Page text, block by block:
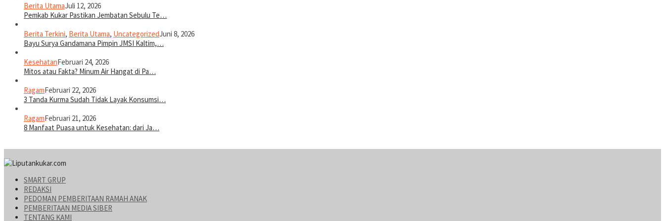
Berita UtamaJuli 12, 2026
Pemkab Kukar Pastikan Jembatan Sebulu Te…
Berita Terkini, Berita Utama, UncategorizedJuni 8, 2026
Bayu Surya Gandamana Pimpin JMSI Kaltim,…
KesehatanFebruari 24, 2026
Mitos atau Fakta? Minum Air Hangat di Pa…
RagamFebruari 22, 2026
3 Tanda Kurma Sudah Tidak Layak Konsumsi…
RagamFebruari 21, 2026
8 Manfaat Puasa untuk Kesehatan: dari Ja…
SMART GRUP
REDAKSI
PEDOMAN PEMBERITAAN RAMAH ANAK
PEMBERITAAN MEDIA SIBER
TENTANG KAMI